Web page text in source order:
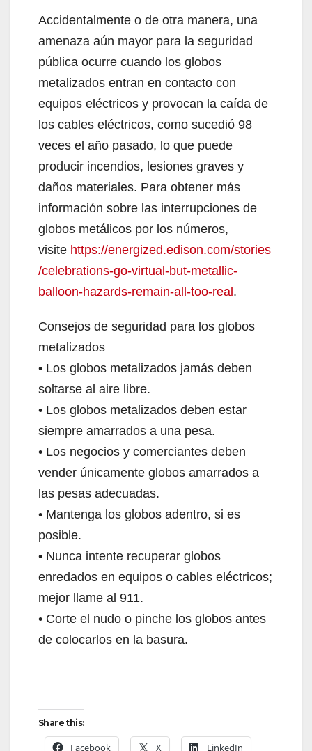
Accidentalmente o de otra manera, una
amenaza aún mayor para la seguridad
pública ocurre cuando los globos
metalizados entran en contacto con
equipos eléctricos y provocan la caída de
los cables eléctricos, como sucedió 98
veces el año pasado, lo que puede
producir incendios, lesiones graves y
daños materiales. Para obtener más
información sobre las interrupciones de
globos metálicos por los números,
visite https://energized.edison.com/stories
/celebrations-go-virtual-but-metallic-
balloon-hazards-remain-all-too-real .
Consejos de seguridad para los globos
metalizados
• Los globos metalizados jamás deben
soltarse al aire libre.
• Los globos metalizados deben estar
siempre amarrados a una pesa.
• Los negocios y comerciantes deben
vender únicamente globos amarrados a
las pesas adecuadas.
• Mantenga los globos adentro, si es
posible.
• Nunca intente recuperar globos
enredados en equipos o cables eléctricos;
mejor llame al 911.
• Corte el nudo o pinche los globos antes
de colocarlos en la basura.
Share this:
Facebook X LinkedIn